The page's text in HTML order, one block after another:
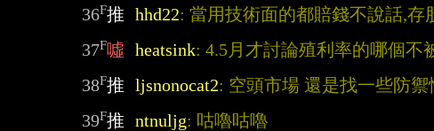
36F推 hhd22: 當用技術面的都賠錢不說話,存
37F噓 heatsink: 4.5月才討論殖利率的哪個不
38F推 ljsnonocat2: 空頭市場 還是找一些防
39F推 ntnuljg: 咕嚕咕嚕